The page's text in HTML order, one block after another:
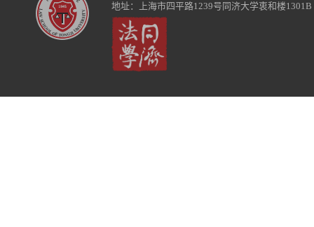
地址：上海市四平路1239号同济大学衷和楼1301B